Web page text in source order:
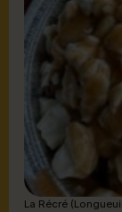
La Récré